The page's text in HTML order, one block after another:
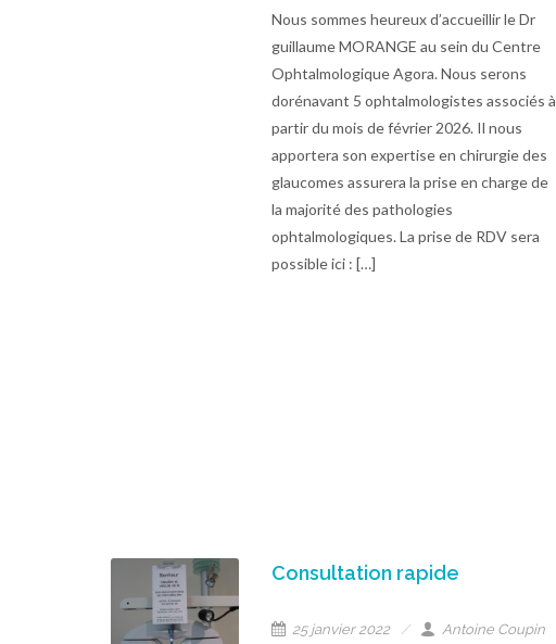
Nous sommes heureux d’accueillir le Dr
guillaume MORANGE au sein du Centre
Ophtalmologique Agora. Nous serons
dorénavant 5 ophtalmologistes associés à
partir du mois de février 2026. Il nous
apportera son expertise en chirurgie des
glaucomes assurera la prise en charge de
la majorité des pathologies
ophtalmologiques. La prise de RDV sera
possible ici : […]
Consultation rapide
25 janvier 2022 Antoine Coupin